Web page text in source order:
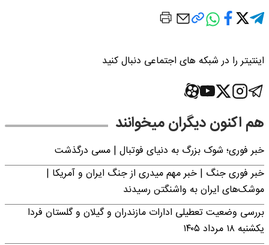
اینتیتر را در شبکه های اجتماعی دنبال کنید
هم اکنون دیگران میخوانند
خبر فوری؛‌ شوک بزرگ به دنیای فوتبال | مسی درگذشت
خبر فوری جنگ | خبر مهم میدری از جنگ ایران و آمریکا |
موشک‌های ایران به واشنگتن رسیدند
بررسی وضعیت تعطیلی ادارات مازندران و گیلان و گلستان فردا
یکشنبه ۱۸ مرداد ۱۴۰۵